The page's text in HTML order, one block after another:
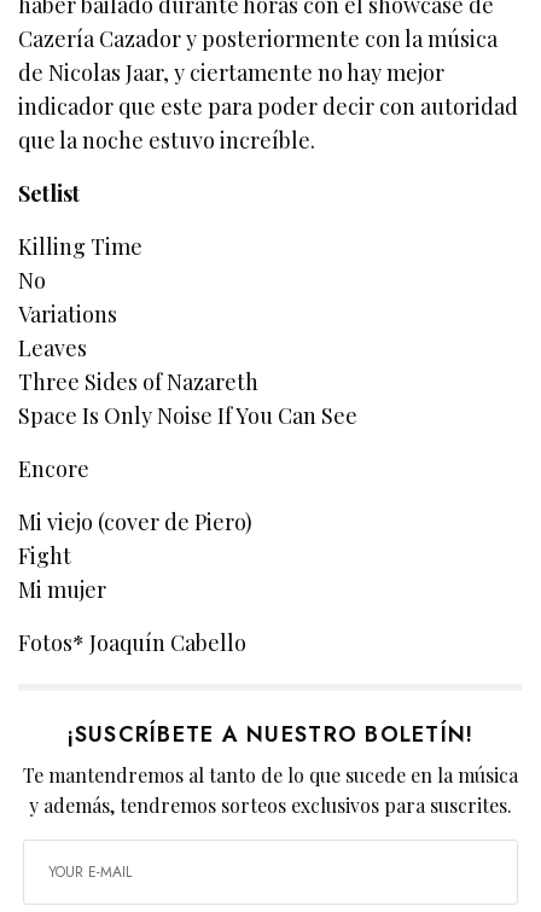
Cazería Cazador y posteriormente con la música
de Nicolas Jaar, y ciertamente no hay mejor
indicador que este para poder decir con autoridad
que la noche estuvo increíble.
Setlist
Killing Time
No
Variations
Leaves
Three Sides of Nazareth
Space Is Only Noise If You Can See
Encore
Mi viejo (cover de Piero)
Fight
Mi mujer
Fotos* Joaquín Cabello
¡SUSCRÍBETE A NUESTRO BOLETÍN!
Te mantendremos al tanto de lo que sucede en la música
y además, tendremos sorteos exclusivos para suscrites.